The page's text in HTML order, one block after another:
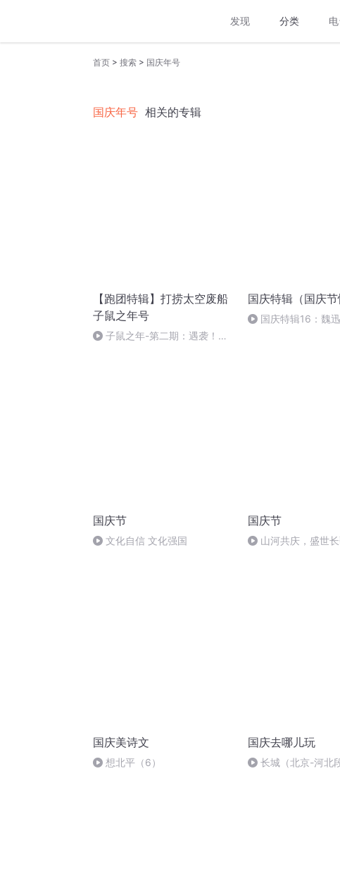
发现 分类
首页 > 搜索 > 国庆年号
国庆年号 相关的专辑
【跑团特辑】打捞太空废船
子鼠之年号
子鼠之年-第二期：遇袭！撤
国庆特辑（国庆节
国庆特辑16：魏
国庆节
文化自信 文化强国
国庆节
山河共庆，盛世
国庆美诗文
想北平（6）
国庆去哪儿玩
长城（北京-河北段